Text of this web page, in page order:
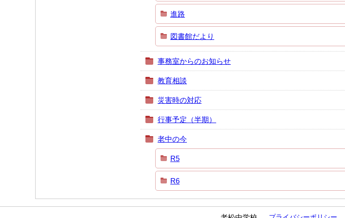
進路
図書館だより
事務室からのお知らせ
教育相談
災害時の対応
行事予定（半期）
老中の今
R5
R6